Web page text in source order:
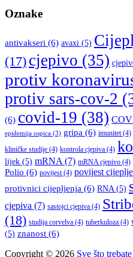
Oznake
antivakseri (6) avaxi (5)
(17) cjepivo (35)
protiv
protiv sars-cov-2
(6) covid-19 (38)
epidemija ospica (3) gripa (6) imunitet(4)
kliničke studije (4) kontrola cjepiva (4)
lijek (5) mRNA (7) mRNA cjepivo (4)
Polio (6) povijest(4) povijest
protivnici cijepljenja (6) RNA(5)
cjepiva (7) sastojci cjepiva (4)
(18) studija corvelva (4) tuberkuloza (4)
(5) znanost (6)
Copyright © 2026 Sve što